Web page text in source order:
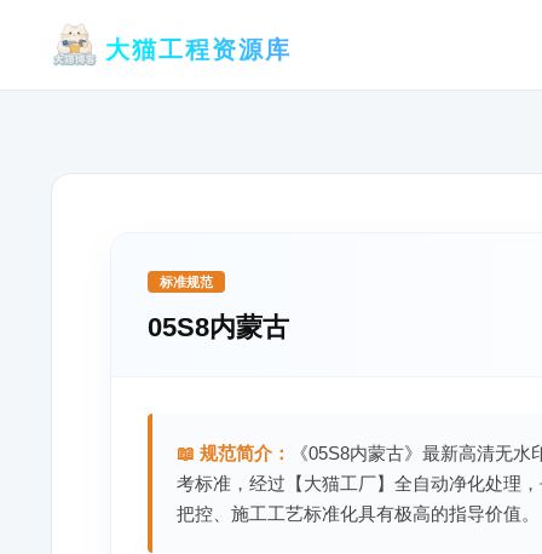
大猫工程资源库
标准规范
05S8内蒙古
📖 规范简介：
《05S8内蒙古》最新高清无
考标准，经过【大猫工厂】全自动净化处理
把控、施工工艺标准化具有极高的指导价值。